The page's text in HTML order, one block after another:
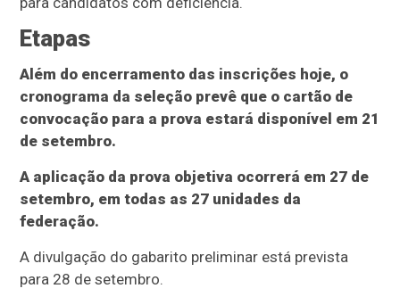
Etapas
Além do encerramento das inscrições hoje, o
cronograma da seleção prevê que o cartão de
convocação para a prova estará disponível em 21
de setembro.
A aplicação da prova objetiva ocorrerá em 27 de
setembro, em todas as 27 unidades da
federação.
A divulgação do gabarito preliminar está prevista
para 28 de setembro.